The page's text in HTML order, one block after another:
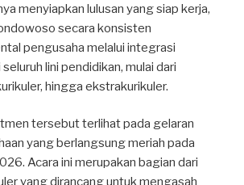
menyiapkan lulusan yang siap kerja,
secara konsisten
pengusaha melalui integrasi
lini pendidikan, mulai dari
hingga ekstrakurikuler.
tersebut terlihat pada gelaran
yang berlangsung meriah pada
Acara ini merupakan bagian dari